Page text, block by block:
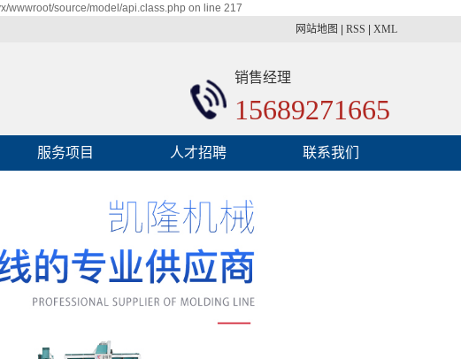
wwwroot/source/model/api.class.php on line 217
网站地图 RSS XML
销售经理
15689271665
服务项目 人才招聘 联系我们